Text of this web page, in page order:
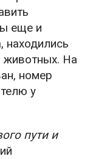
еще и
находились
животных. На
номер
у
пути и